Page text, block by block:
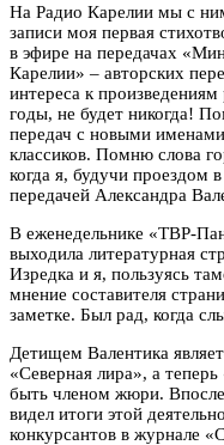
На Радио Карелии мы с
записи моя первая
в эфире на передачах
Карелии» – авторских
интереса к произведениям
годы, не будет никогда!
передач с новыми
классиков. Помню слова
когда я, будучи проездом
передачей Александра
В еженедельнике «ТВР-
выходила литературная
Изредка и я, пользуясь
мнение составителя
заметке. Был рад, когда
Детищем Валентика
«Северная лира», а
быть членом жюри.
видел итоги этой
конкурсантов в журнале